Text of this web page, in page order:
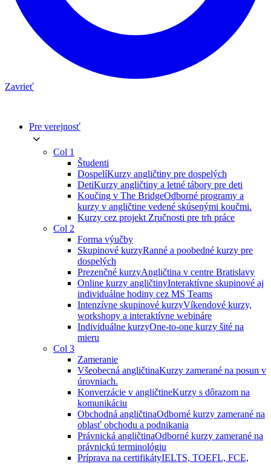
Zavrieť
Pre verejnosť
Col 1
Študenti
DospelíKurzy angličtiny pre dospelých
DetiKurzy angličtiny a letné tábory pre deti
Koučing v The BridgeOdborné programy a
kurzy v angličtine vedené skúsenými koučmi.
Kurzy cez projekt Zručnosti pre trh práce
Col 2
Forma výučby
Skupinové kurzyRanné a poobedné kurzy pre
dospelých
Prezenčné kurzyAngličtina v centre Bratislavy
Online kurzy angličtinyInteraktívne skupinové aj
individuálne hodiny cez MS Teams
Intenzívne skupinové kurzyVíkendové kurzy,
workshopy a interaktívne webináre
Individuálne kurzyOne-to-one kurzy šité na
mieru
Col 3
Zameranie
Všeobecná angličtinaKurzy zamerané na posun v
úrovniach.
Konverzácie v angličtineKurzy s dôrazom na
komunikáciu
Obchodná angličtinaOdborné kurzy zamerané na
oblasť obchodu a podnikania
Právnická angličtinaOdborné kurzy zamerané na
právnickú terminológiu
Príprava na certifikátyIELTS, TOEFL, FCE,